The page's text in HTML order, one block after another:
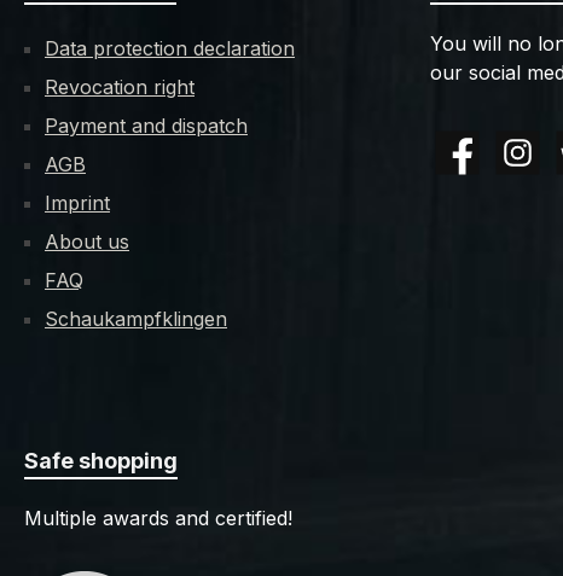
Data protection declaration
Revocation right
Payment and dispatch
AGB
Imprint
About us
FAQ
Schaukampfklingen
You will no
our social
Facebook
Safe shopping
Multiple awards and certified!